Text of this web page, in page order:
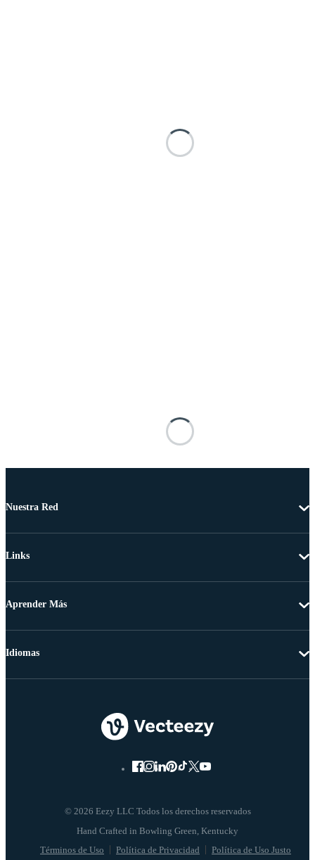
Nuestra Red
Links
Aprender Más
© 2026 Eezy LLC Todos los derechos reservados
Términos de Uso Política de Privacidad Política de Uso Justo
Idiomas